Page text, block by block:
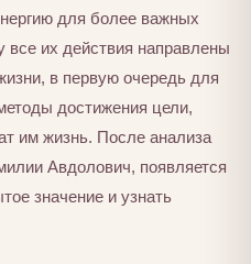
для более важных
все их действия направлены
в первую очередь для
достижения цели,
им жизнь. После анализа
Авдолович, появляется
значение и узнать